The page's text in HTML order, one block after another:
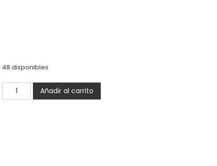
48 disponibles
Sobaos
0%
Añadir al carrito